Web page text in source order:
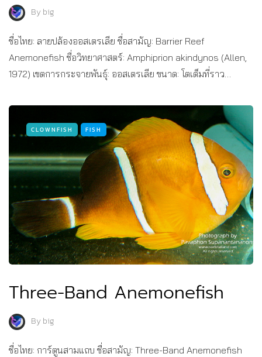
Bybig
ชื่อไทย: ลายปล้องออสเตรเลีย ชื่อสามัญ: Barrier Reef
Anemonefish ชื่อวิทยาศาสตร์: Amphiprion akindynos (Allen,
1972) เขตการกระจายพันธุ์: ออสเตรเลีย ขนาด: โตเต็มที่ราว…
CLOWNFISH FISH
Three-Band Anemonefish
Bybig
ชื่อไทย: การ์ตูนสามแถบ ชื่อสามัญ: Three-Band Anemonefish